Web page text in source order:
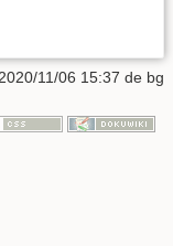
2020/11/06 15:37 de bg